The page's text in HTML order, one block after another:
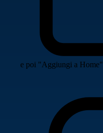
e poi "Aggiungi a Home"